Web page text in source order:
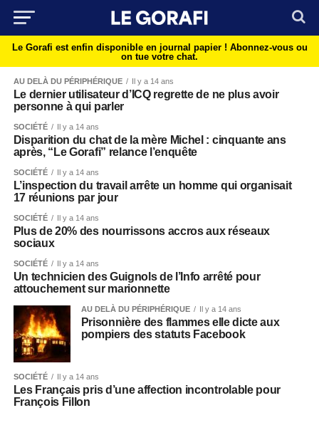
Le Gorafi est enfin disponible en journal papier ! Abonnez-vous ou
on tue votre chat.
AU DELÀ DU PÉRIPHÉRIQUE Il y a 14 ans
Le dernier utilisateur d’ICQ regrette de ne plus avoir
personne à qui parler
SOCIÉTÉ Il y a 14 ans
Disparition du chat de la mère Michel : cinquante ans
après, “Le Gorafi” relance l’enquête
SOCIÉTÉ Il y a 14 ans
L’inspection du travail arrête un homme qui organisait
17 réunions par jour
SOCIÉTÉ Il y a 14 ans
Plus de 20% des nourrissons accros aux réseaux
sociaux
SOCIÉTÉ Il y a 14 ans
Un technicien des Guignols de l’Info arrêté pour
attouchement sur marionnette
AU DELÀ DU PÉRIPHÉRIQUE Il y a 14 ans
Prisonnière des flammes elle dicte aux
pompiers des statuts Facebook
SOCIÉTÉ Il y a 14 ans
Les Français pris d’une affection incontrolable pour
François Fillon